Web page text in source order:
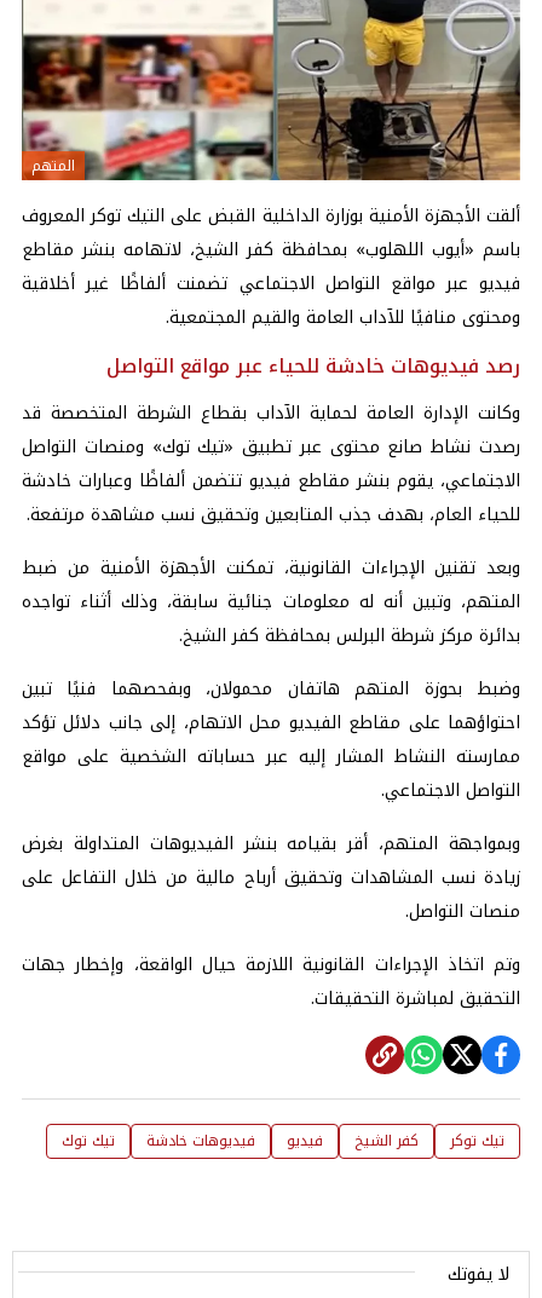
المتهم
ألقت الأجهزة الأمنية بوزارة الداخلية القبض على التيك توكر المعروف
باسم «أيوب اللهلوب» بمحافظة كفر الشيخ، لاتهامه بنشر مقاطع
فيديو عبر مواقع التواصل الاجتماعي تضمنت ألفاظًا غير أخلاقية
ومحتوى منافيًا للآداب العامة والقيم المجتمعية.
رصد فيديوهات خادشة للحياء عبر مواقع التواصل
وكانت الإدارة العامة لحماية الآداب بقطاع الشرطة المتخصصة قد
رصدت نشاط صانع محتوى عبر تطبيق «تيك توك» ومنصات التواصل
الاجتماعي، يقوم بنشر مقاطع فيديو تتضمن ألفاظًا وعبارات خادشة
للحياء العام، بهدف جذب المتابعين وتحقيق نسب مشاهدة مرتفعة.
وبعد تقنين الإجراءات القانونية، تمكنت الأجهزة الأمنية من ضبط
المتهم، وتبين أنه له معلومات جنائية سابقة، وذلك أثناء تواجده
بدائرة مركز شرطة البرلس بمحافظة كفر الشيخ.
وضبط بحوزة المتهم هاتفان محمولان، وبفحصهما فنيًا تبين
احتواؤهما على مقاطع الفيديو محل الاتهام، إلى جانب دلائل تؤكد
ممارسته النشاط المشار إليه عبر حساباته الشخصية على مواقع
التواصل الاجتماعي.
وبمواجهة المتهم، أقر بقيامه بنشر الفيديوهات المتداولة بغرض
زيادة نسب المشاهدات وتحقيق أرباح مالية من خلال التفاعل على
منصات التواصل.
وتم اتخاذ الإجراءات القانونية اللازمة حيال الواقعة، وإخطار جهات
التحقيق لمباشرة التحقيقات.
تيك توكر كفر الشيخ فيديو فيديوهات خادشة تيك توك
لا يفوتك